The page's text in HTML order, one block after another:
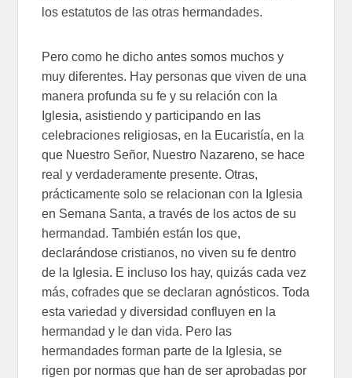
los estatutos de las otras hermandades.
Pero como he dicho antes somos muchos y
muy diferentes. Hay personas que viven de una
manera profunda su fe y su relación con la
Iglesia, asistiendo y participando en las
celebraciones religiosas, en la Eucaristía, en la
que Nuestro Señor, Nuestro Nazareno, se hace
real y verdaderamente presente. Otras,
prácticamente solo se relacionan con la Iglesia
en Semana Santa, a través de los actos de su
hermandad. También están los que,
declarándose cristianos, no viven su fe dentro
de la Iglesia. E incluso los hay, quizás cada vez
más, cofrades que se declaran agnósticos. Toda
esta variedad y diversidad confluyen en la
hermandad y le dan vida. Pero las
hermandades forman parte de la Iglesia, se
rigen por normas que han de ser aprobadas por